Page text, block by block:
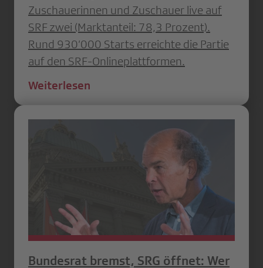
Zuschauerinnen und Zuschauer live auf
SRF zwei (Marktanteil: 78,3 Prozent).
Rund 930’000 Starts erreichte die Partie
auf den SRF-Onlineplattformen.
Weiterlesen
Bundesrat bremst, SRG öffnet: Wer